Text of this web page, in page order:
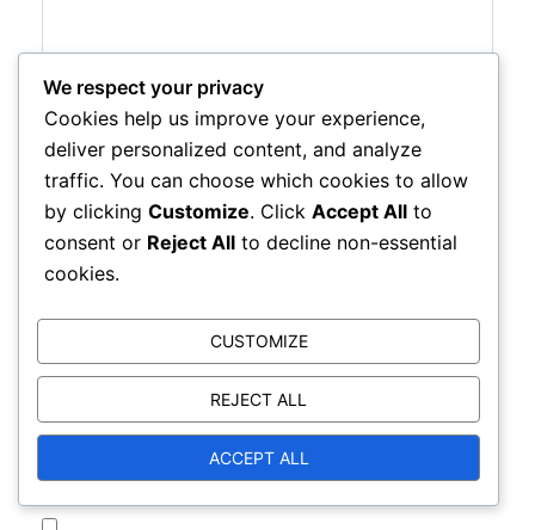
Name*
Email*
We respect your privacy
Cookies help us improve your experience,
deliver personalized content, and analyze
traffic. You can choose which cookies to allow
by clicking Customize. Click Accept All to
consent or Reject All to decline non-essential
cookies.
CUSTOMIZE
REJECT ALL
ACCEPT ALL